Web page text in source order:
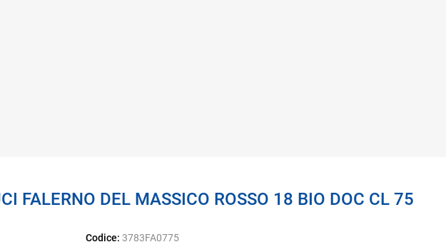
FALERNO DEL MASSICO ROSSO 18 BIO DOC CL 75
Codice: 3783FA0775